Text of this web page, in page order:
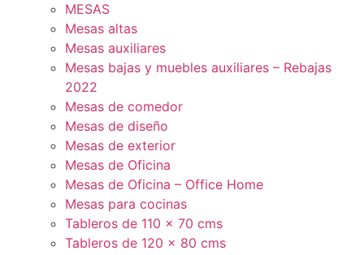
MESAS
Mesas altas
Mesas auxiliares
Mesas bajas y muebles auxiliares – Rebajas
2022
Mesas de comedor
Mesas de diseño
Mesas de exterior
Mesas de Oficina
Mesas de Oficina – Office Home
Mesas para cocinas
Tableros de 110 x 70 cms
Tableros de 120 x 80 cms